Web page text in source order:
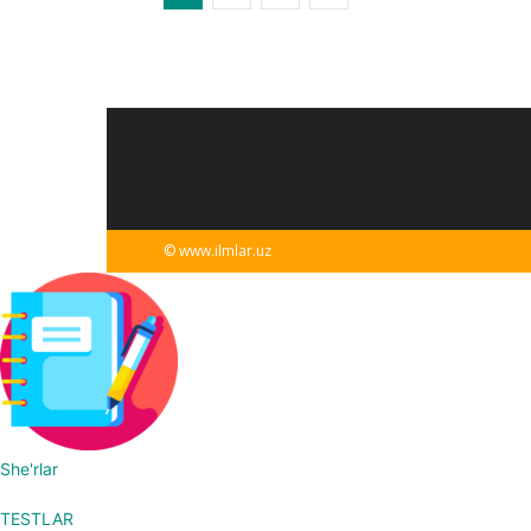
© www.ilmlar.uz
She'rlar
TESTLAR